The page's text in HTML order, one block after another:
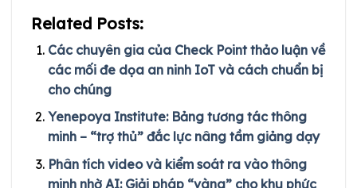
Related Posts:
Các chuyên gia của Check Point thảo luận về
các mối đe dọa an ninh IoT và cách chuẩn bị
cho chúng
Yenepoya Institute: Bảng tương tác thông
minh – “trợ thủ” đắc lực nâng tầm giảng dạy
Phân tích video và kiểm soát ra vào thông
minh nhờ AI: Giải pháp “vàng” cho khu phức